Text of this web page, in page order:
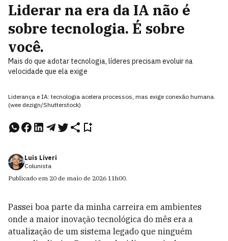
Liderar na era da IA não é
sobre tecnologia. É sobre
você.
Mais do que adotar tecnologia, líderes precisam evoluir na
velocidade que ela exige
Liderança e IA: tecnologia acelera processos, mas exige conexão humana.
(wee dezign/Shutterstock)
Luis Liveri
Colunista
Publicado em 20 de maio de 2026 11h00.
Passei boa parte da minha carreira em ambientes
onde a maior inovação tecnológica do mês era a
atualização de um sistema legado que ninguém